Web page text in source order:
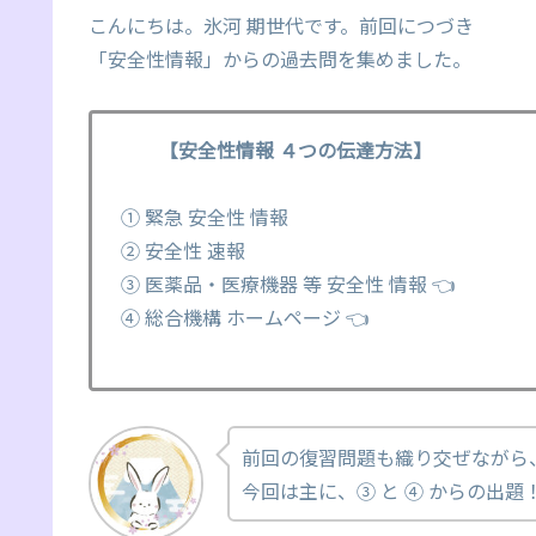
こんにちは。氷河 期世代です。前回につづき
「安全性情報」からの過去問を集めました。
【安全性情報 ４つの伝達方法】
① 緊急 安全性 情報
② 安全性 速報
③ 医薬品・医療機器 等 安全性 情報 👈
④ 総合機構 ホームページ 👈
前回の復習問題も織り交ぜながら
今回は主に、③ と ④ からの出題